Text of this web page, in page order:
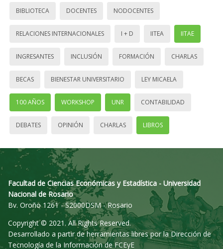
BIBLIOTECA DOCENTES NODOCENTES
RELACIONES INTERNACIONALES I + D IITEA IITAE
INGRESANTES INCLUSIÓN FORMACIÓN CHARLAS
BECAS BIENESTAR UNIVERSITARIO LEY MICAELA
100 AÑOS WORKSHOP UNR CONTABILIDAD
DEBATES OPINIÓN CHARLAS LIBROS
Facultad de Ciencias Económicas y Estadística - Universidad
Nacional de Rosario
Bv. Oroño 1261 - S2000DSM - Rosario
Copyright © 2021. All Rights Reserved.
Desarrollado a partir de herramientas libres por la Dirección de
Tecnología de la Información de FCEyE